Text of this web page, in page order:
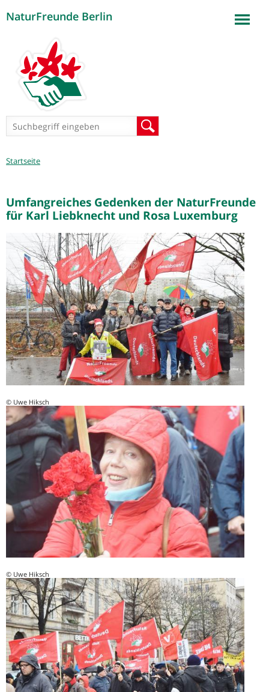
NaturFreunde Berlin
Suchformular
Sie
Startseite
Umfangreiches Gedenken der NaturFreunde
für Karl Liebknecht und Rosa Luxemburg
© Uwe Hiksch
© Uwe Hiksch